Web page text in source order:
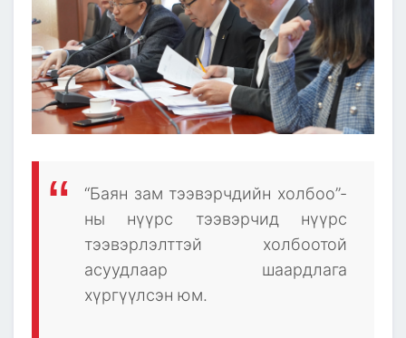
“Баян зам тээвэрчдийн холбоо”-
ны нүүрс тээвэрчид нүүрс
тээвэрлэлттэй холбоотой
асуудлаар шаардлага
хүргүүлсэн юм.